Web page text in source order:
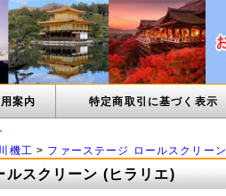
案内 特定商取引に基づく表示
機工 > ファーステージ ロールスクリーン
ルスクリーン (ヒラリエ)